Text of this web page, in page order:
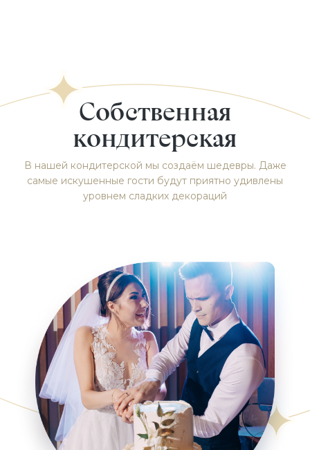
Собственная
кондитерская
В нашей кондитерской мы создаём шедевры. Даже
самые искушенные гости будут приятно удивлены
уровнем сладких декораций